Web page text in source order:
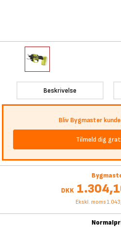
Beskrivelse
Bliv Bygmaster
Tilmeld dig
DKK
Ekskl. moms